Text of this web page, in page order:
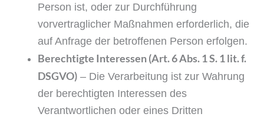
Person ist, oder zur Durchführung
vorvertraglicher Maßnahmen erforderlich, die
auf Anfrage der betroffenen Person erfolgen.
Berechtigte Interessen (Art. 6 Abs. 1 S. 1 lit. f.
DSGVO) – Die Verarbeitung ist zur Wahrung
der berechtigten Interessen des
Verantwortlichen oder eines Dritten